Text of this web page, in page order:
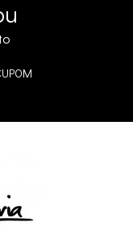
e Boleto